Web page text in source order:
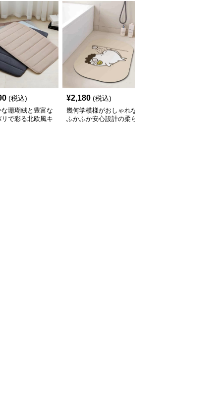
(税込)
珊瑚絨と豊富な
リで彩る北欧風キ
¥2,180 (税込)
幾何学模様がおしゃれな
ふかふか安心設計の柔ら